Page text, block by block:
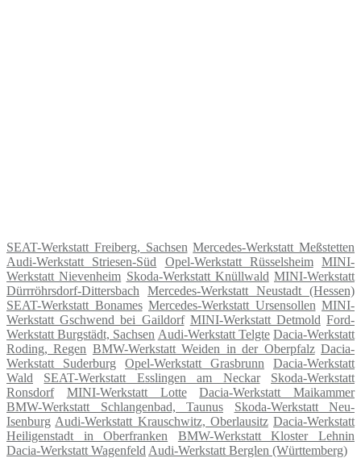
SEAT-Werkstatt Freiberg, Sachsen Mercedes-Werkstatt Meßstetten
Audi-Werkstatt Striesen-Süd
Opel-Werkstatt Rüsselsheim
MINI-
Werkstatt Nievenheim Skoda-Werkstatt Knüllwald MINI-Werkstatt
Dürrröhrsdorf-Dittersbach
Mercedes-Werkstatt Neustadt (Hessen)
SEAT-Werkstatt Bonames Mercedes-Werkstatt Ursensollen MINI-
Werkstatt Gschwend bei Gaildorf MINI-Werkstatt Detmold Ford-
Werkstatt Burgstädt, Sachsen Audi-Werkstatt Telgte Dacia-Werkstatt
Roding, Regen BMW-Werkstatt Weiden in der Oberpfalz Dacia-
Werkstatt Suderburg
Opel-Werkstatt Grasbrunn
Dacia-Werkstatt
Wald
SEAT-Werkstatt Esslingen am Neckar
Skoda-Werkstatt
Ronsdorf
MINI-Werkstatt Lotte
Dacia-Werkstatt Maikammer
BMW-Werkstatt Schlangenbad, Taunus
Skoda-Werkstatt Neu-
Isenburg Audi-Werkstatt Krauschwitz, Oberlausitz Dacia-Werkstatt
Heiligenstadt in Oberfranken
BMW-Werkstatt Kloster Lehnin
Dacia-Werkstatt Wagenfeld Audi-Werkstatt Berglen (Württemberg)